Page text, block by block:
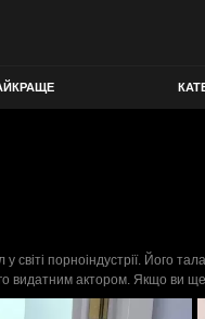
порноіндустрії. Його
видатним актором. Якщо ви